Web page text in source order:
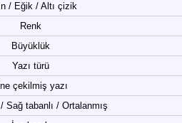
/ Eğik / Altı çizik
Renk
Büyüklük
Yazı türü
çekilmiş yazı
Sağ tabanlı / Ortalanmış